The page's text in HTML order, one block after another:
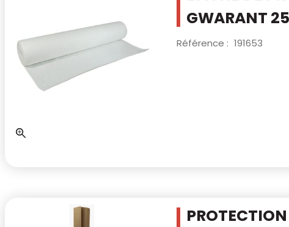
GWARANT
Référence : 191653